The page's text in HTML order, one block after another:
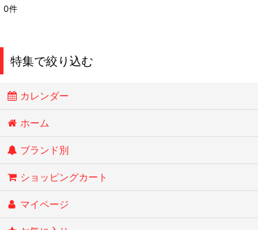
0件
特集で絞り込む
ESSENZE
カレンダー
ホーム
ブランド別
ショッピングカート
マイページ